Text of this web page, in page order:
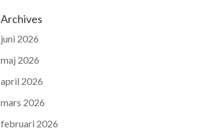
Archives
juni 2026
maj 2026
april 2026
mars 2026
februari 2026